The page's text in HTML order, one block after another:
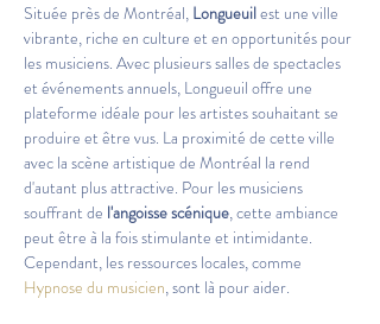
Située près de Montréal, Longueuil est une ville
vibrante, riche en culture et en opportunités pour
les musiciens. Avec plusieurs salles de spectacles
et événements annuels, Longueuil offre une
plateforme idéale pour les artistes souhaitant se
produire et être vus. La proximité de cette ville
avec la scène artistique de Montréal la rend
d'autant plus attractive. Pour les musiciens
souffrant de l'angoisse scénique, cette ambiance
peut être à la fois stimulante et intimidante.
Cependant, les ressources locales, comme
Hypnose du musicien, sont là pour aider.